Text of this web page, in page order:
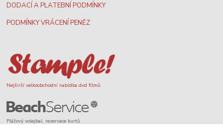
DODACÍ A PLATEBNÍ PODMÍNKY
PODMÍNKY VRÁCENÍ PENĚZ
Nejširší velkoobchodní nabídka dvd filmů
Plážový volejbal, rezervace kurtů